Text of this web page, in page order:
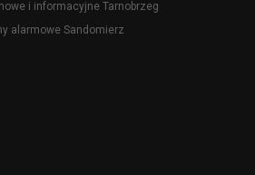
i informacyjne Tarnobrzeg
alarmowe Sandomierz